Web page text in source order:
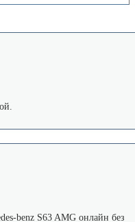
benz S63 AMG онлайн без